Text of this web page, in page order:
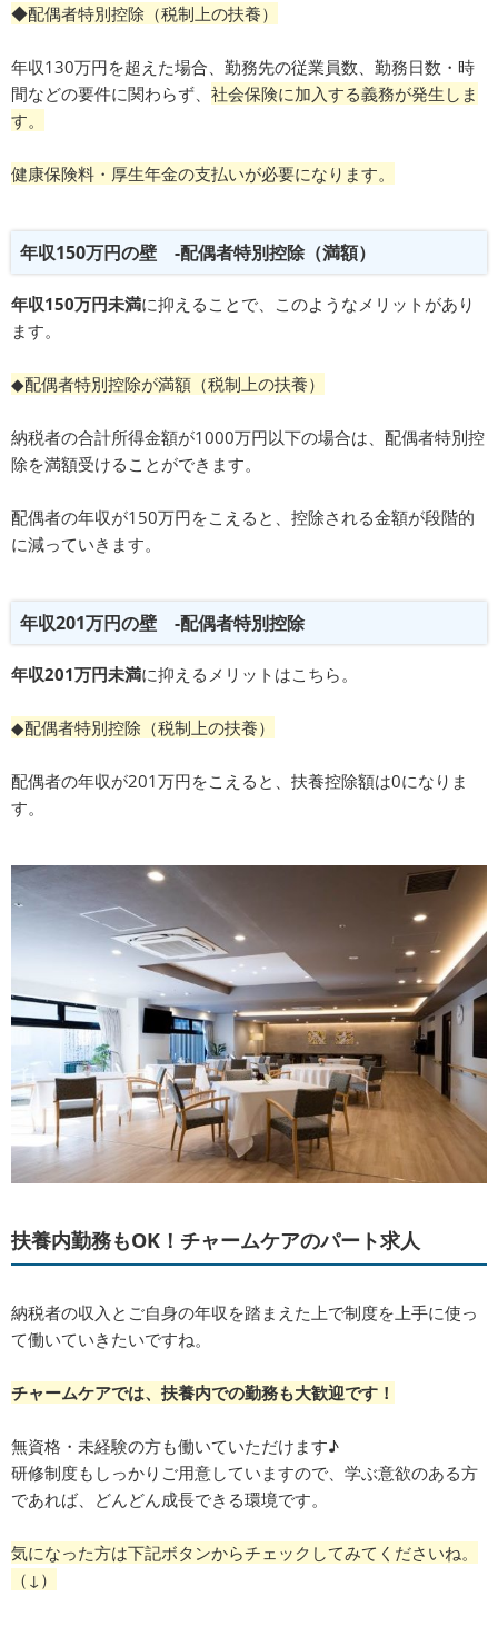
◆配偶者特別控除（税制上の扶養）
年収130万円を超えた場合、勤務先の従業員数、勤務日数・時
間などの要件に関わらず、 社会保険に加入する義務が発生しま
す。
健康保険料・厚生年金の支払いが必要になります。
年収150万円の壁 -配偶者特別控除（満額）
年収150万円未満に抑えることで、このようなメリットがあり
ます。
◆配偶者特別控除が満額（税制上の扶養）
納税者の合計所得金額が1000万円以下の場合は、配偶者特別控
除を満額受けることができます。
配偶者の年収が150万円をこえると、控除される金額が段階的
に減っていきます。
年収201万円の壁 -配偶者特別控除
年収201万円未満に抑えるメリットはこちら。
◆配偶者特別控除（税制上の扶養）
配偶者の年収が201万円をこえると、扶養控除額は0になりま
す。
扶養内勤務もOK！チャームケアのパート求人
納税者の収入とご自身の年収を踏まえた上で制度を上手に使っ
て働いていきたいですね。
チャームケアでは、扶養内での勤務も大歓迎です！
無資格・未経験の方も働いていただけます♪
研修制度もしっかりご用意していますので、学ぶ意欲のある方
であれば、どんどん成長できる環境です。
気になった方は下記ボタンからチェックしてみてくださいね。
（↓）